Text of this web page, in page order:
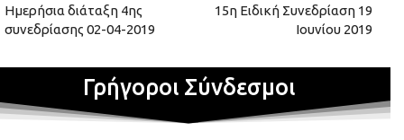
Ημερήσια διάταξη 4ης
συνεδρίασης 02-04-2019
15η Ειδική Συνεδρίαση 19
Ιουνίου 2019
Γρήγοροι Σύνδεσμοι